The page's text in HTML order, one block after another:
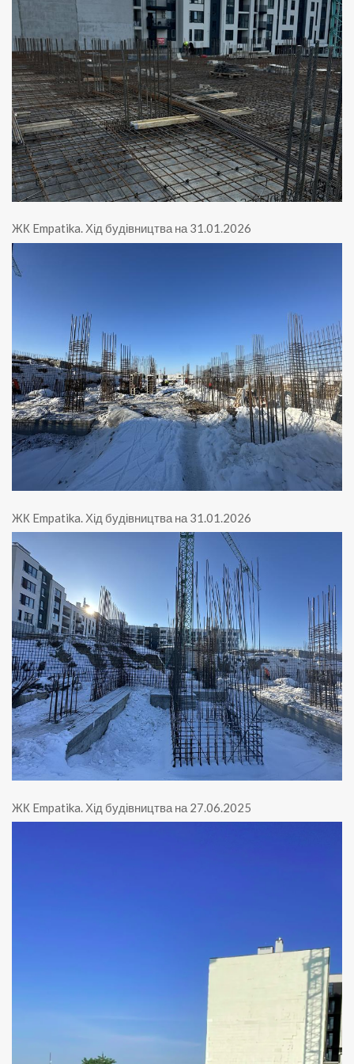
ЖК Empatika. Хід будівництва на 31.01.2026
ЖК Empatika. Хід будівництва на 31.01.2026
ЖК Empatika. Хід будівництва на 27.06.2025